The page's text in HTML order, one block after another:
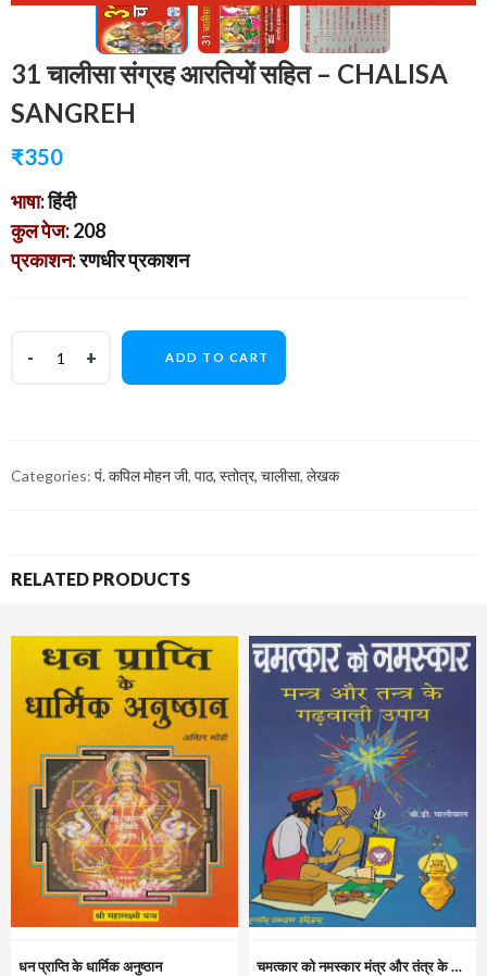
31 चालीसा संग्रह आरतियों सहित – CHALISA
SANGREH
₹350
भाषा: हिंदी
कुल पेज: 208
प्रकाशन: रणधीर प्रकाशन
ADD TO CART
Categories: पं. कपिल मोहन जी, पाठ, स्तोत्र, चालीसा, लेखक
RELATED PRODUCTS
धन प्राप्ति के धार्मिक अनुष्ठान चमत्कार को नमस्कार मंत्र और तंत्र के गढ़वाली के उपाय